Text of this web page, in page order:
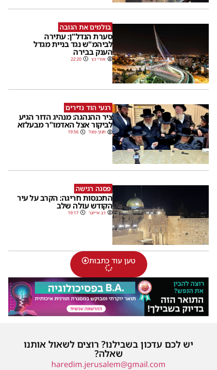
בולמים את הגובה
סערת הנדל"ן: עתירה
לביהמ"ש נגד בניית מגדל
הענק בבירה
אורי כץ 22:20
רגעי הוד נדירים
ציר ההנהגה: מנהיג הדור הגיע
לביקור אצל האדמו"ר מבעלזא
חנוך פוגל 19:56
פסגה רגישה
התכנסות חריגה: הקרב על עיר
הקודש עולה שלב
דב אייזנר 19:17
טען עוד כתבות
יש לכם עדכון בשבילנו? רוצים לשאול אותנו
שאלה?
haredim.jerusalem@gmail.com